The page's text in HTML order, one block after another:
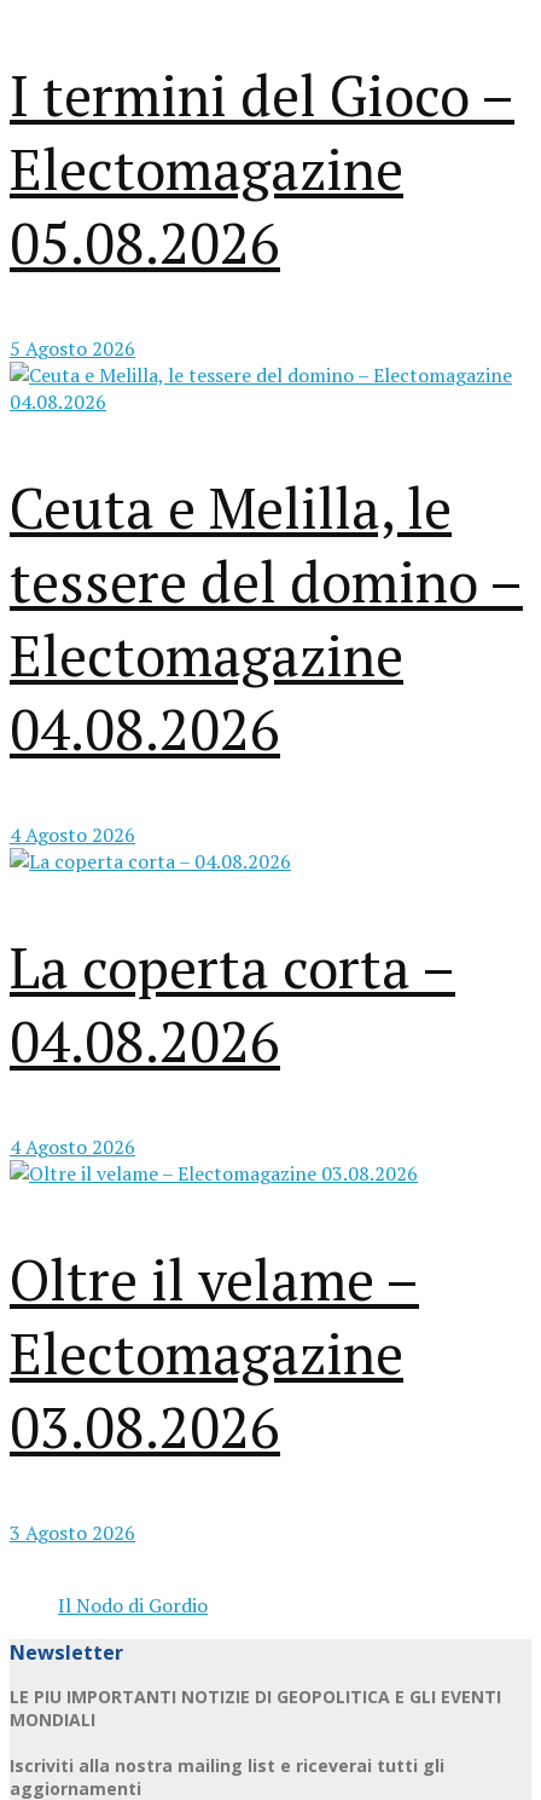
I termini del Gioco –
Electomagazine
05.08.2026
5 Agosto 2026
Ceuta e Melilla, le
tessere del domino –
Electomagazine
04.08.2026
4 Agosto 2026
La coperta corta –
04.08.2026
4 Agosto 2026
Oltre il velame –
Electomagazine
03.08.2026
3 Agosto 2026
Il Nodo di Gordio
Newsletter
LE PIU IMPORTANTI NOTIZIE DI GEOPOLITICA E GLI EVENTI
MONDIALI
Iscriviti alla nostra mailing list e riceverai tutti gli
aggiornamenti